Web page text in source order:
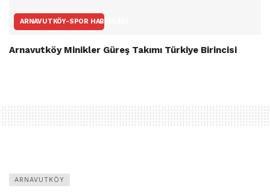
ARNAVUTKÖY-SPOR HABERLERI
Arnavutköy Minikler Güreş Takımı Türkiye Birincisi
ARNAVUTKÖY